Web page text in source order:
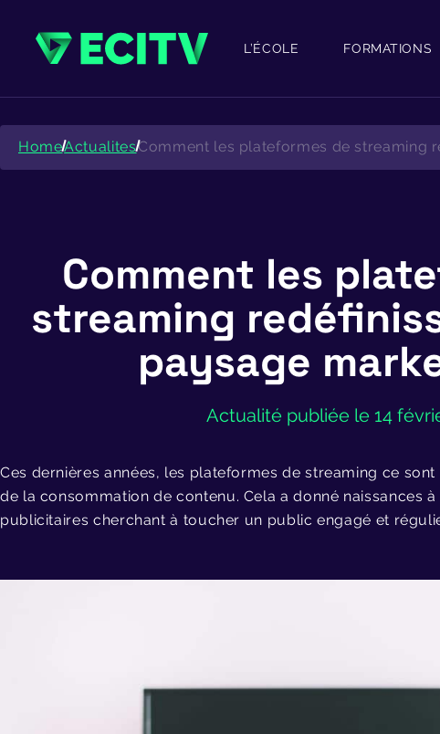
content
L’ÉCOLE FORMATIONS
HomeActualitesComment les plateformes de streaming
Comment les
streaming
paysage
Actualité publiée le 14
Ces dernières années, les plateformes de streaming ce
de la consommation de contenu. Cela a donné naissances
publicitaires cherchant à toucher un public engagé et